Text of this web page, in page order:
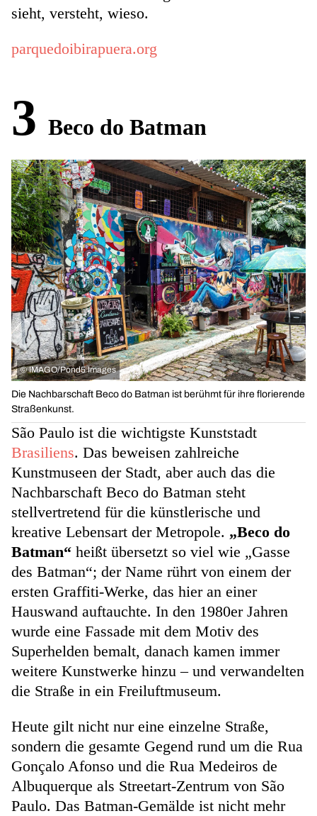
sieht, versteht, wieso.
parquedoibirapuera.org
3 Beco do Batman
© IMAGO/Pond5 Images
Die Nachbarschaft Beco do Batman ist berühmt für ihre florierende
Straßenkunst.
São Paulo ist die wichtigste Kunststadt
Brasiliens. Das beweisen zahlreiche
Kunstmuseen der Stadt, aber auch das die
Nachbarschaft Beco do Batman steht
stellvertretend für die künstlerische und
kreative Lebensart der Metropole. „Beco do
Batman“ heißt übersetzt so viel wie „Gasse
des Batman“; der Name rührt von einem der
ersten Graffiti-Werke, das hier an einer
Hauswand auftauchte. In den 1980er Jahren
wurde eine Fassade mit dem Motiv des
Superhelden bemalt, danach kamen immer
weitere Kunstwerke hinzu – und verwandelten
die Straße in ein Freiluftmuseum.
Heute gilt nicht nur eine einzelne Straße,
sondern die gesamte Gegend rund um die Rua
Gonçalo Afonso und die Rua Medeiros de
Albuquerque als Streetart-Zentrum von São
Paulo. Das Batman-Gemälde ist nicht mehr